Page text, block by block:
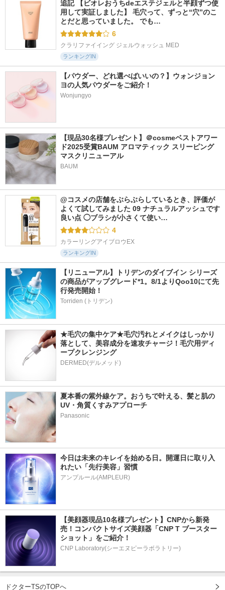
追記 【ビオレおうちdeエステジェルと半顔ずつ使
用して実証しました】 毛穴って、ずっと“穴”のこ
とだと思っていました。 でも…
6
クラリファイイング ジェルウォッシュ MED
ランキングIN
【パウダー、どれ選べばいいの？】ウォンジョン
ヨの人気パウダーをご紹介！
Wonjungyo
【現品30名様プレゼント】＠cosmeベストアワー
ド2025受賞BAUM アロマティック スリーピング
マスクリニューアル
BAUM
@コスメの店舗をぶらぶらしているとき、評価が
よくて試してみました 09 ナチュラルアッシュです
良い点 ◯ブラシが小さくて使い…
4
カラーリングアイブロウEX
ランキングIN
【リニューアル】トリデンのダイブイン シリーズ
の商品がアップグレード*1。8/1よりQoo10にて先
行発売開始！
Torriden (トリデン)
★毛穴の集中ケア★毛穴汚れとメイクはしっかり
落として、美容成分を速攻チャージ！毛穴用ディ
ープクレンジング
DERMED(デルメッド)
夏本番の紫外線ケア。おうちで叶える、髪と肌の
UV・角質くすみアプローチ
Panasonic
今日は未来のキレイを始める日。開運日に取り入
れたい「先行美容」習慣
アンプルール(AMPLEUR)
【美顔器現品10名様プレゼント】CNPから新発
売！コンパクトサイズ美顔器「CNP T ブースター
ショット」をご紹介！
CNP Laboratory(シーエヌピーラボラトリー)
ドクターTSのTOPへ